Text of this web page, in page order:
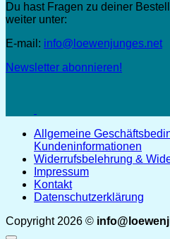
Du hast Fragen zu deiner
weiter unter:
E-mail: info@loewenjunges.net
Newsletter abonnieren!
Allgemeine
Kundeninformationen
Widerrufsbelehrung &
Impressum
Kontakt
Datenschutzerklärung
Copyright 2026 ©